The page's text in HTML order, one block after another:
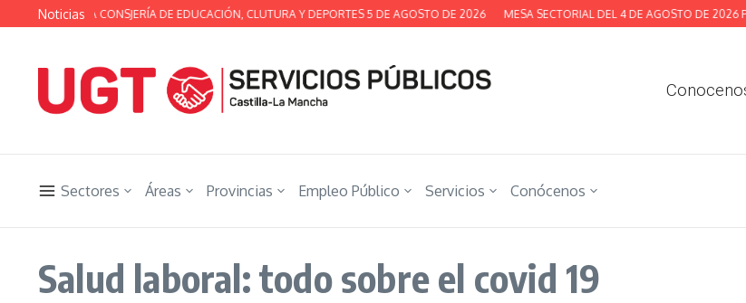
Saltar al contenido
Noticias
DE LA CONSJERÍA DE EDUCACIÓN, CLUTURA Y DEPORTES 5 DE AGOSTO DE 2026 MESA SECTORIAL DEL 4 DE AGOSTO DE 2026
Sectores Áreas Provincias Empleo Público Servicios Conócenos
Salud laboral: todo sobre el covid 19